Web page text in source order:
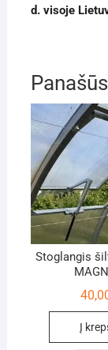
d. visoje
Stoglangis
Į